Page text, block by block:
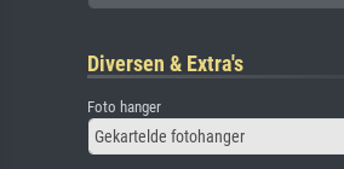
Diversen & Extra's
Foto hanger
Gekartelde fotohanger